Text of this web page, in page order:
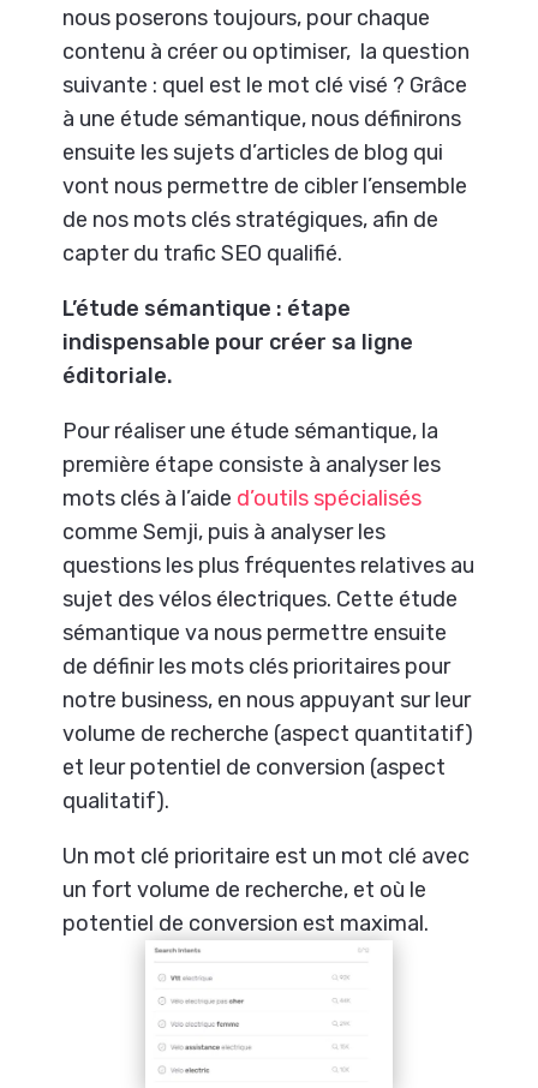
nous poserons toujours, pour chaque
contenu à créer ou optimiser, la question
suivante : quel est le mot clé visé ? Grâce
à une étude sémantique, nous définirons
ensuite les sujets d’articles de blog qui
vont nous permettre de cibler l’ensemble
de nos mots clés stratégiques, afin de
capter du trafic SEO qualifié.
L’étude sémantique : étape
indispensable pour créer sa ligne
éditoriale.
Pour réaliser une étude sémantique, la
première étape consiste à analyser les
mots clés à l’aide d’outils spécialisés
comme Semji, puis à analyser les
questions les plus fréquentes relatives au
sujet des vélos électriques. Cette étude
sémantique va nous permettre ensuite
de définir les mots clés prioritaires pour
notre business, en nous appuyant sur leur
volume de recherche (aspect quantitatif)
et leur potentiel de conversion (aspect
qualitatif).
Un mot clé prioritaire est un mot clé avec
un fort volume de recherche, et où le
potentiel de conversion est maximal.